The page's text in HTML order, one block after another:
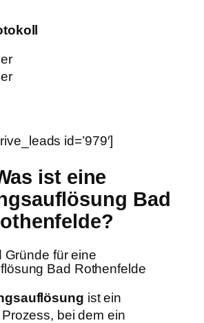
id=’979′]
ist eine
Bad
Gründe für eine
Bad Rothenfelde
ist ein
bei dem ein